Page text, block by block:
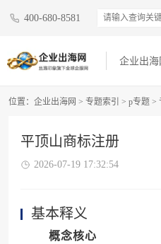
400-680-8581
企业出
位置： 企业出海网 > 专题索引 > p专题 >
平顶山商标注册
2026-07-19 17:32:54
基本释义
概念核心